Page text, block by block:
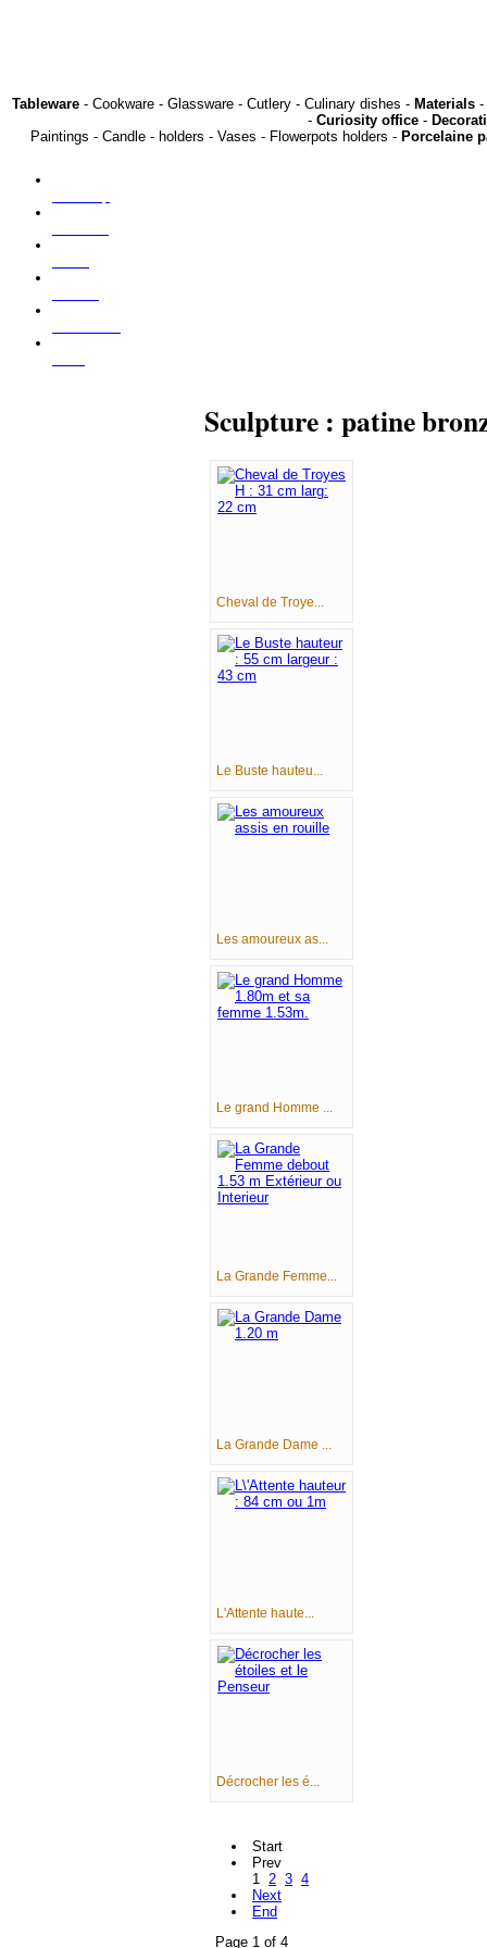
Sculpture : patine
Cheval de Troye...
Le Buste hauteu...
Les amoureux as...
Le grand Homme ...
La Grande Femme...
La Grande Dame ...
L'Attente haute...
Décrocher les é...
Start
Prev
1 2 3 4
Next
End
Page 1 of 4
Tableware- Cookware - Glassware - Cutlery - Culinary dishes - Materials-
-Curiosity office -
Paintings - Candle - holders - Vases - Flowerpots holders - Porcelaine